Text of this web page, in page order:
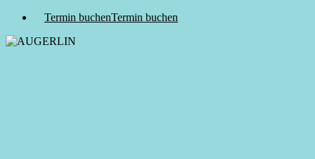
Termin buchenTermin buchen